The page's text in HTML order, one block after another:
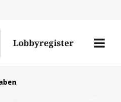
Lobbyregister
Menü